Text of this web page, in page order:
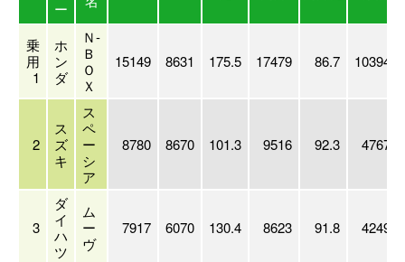
ー
乗
用
1
ホ
ン
ダ
Ｎ-
Ｂ
Ｏ
Ｘ
15149 8631 175.5 17479 86.7 103948
2
ス
ズ
キ
ス
ペ
ー
シ
ア
8780 8670 101.3 9516 92.3 47675
3
ダ
イ
ハ
ツ
ム
ー
ヴ
7917 6070 130.4 8623 91.8 42498